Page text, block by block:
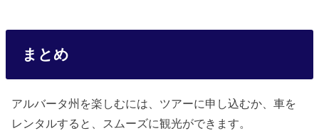
まとめ
アルバータ州を楽しむには、ツアーに申し込むか、車を
レンタルすると、スムーズに観光ができます。